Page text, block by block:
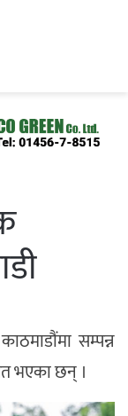
सम्पन्न
भएका छन् ।